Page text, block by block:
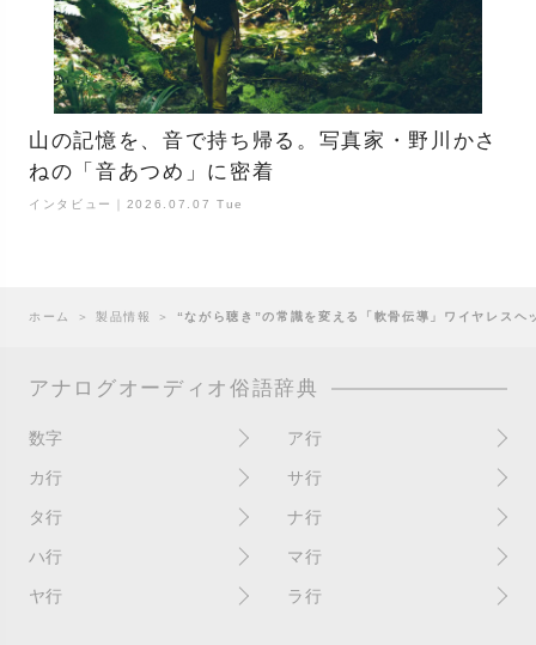
山の記憶を、音で持ち帰る。写真家・野川かさ
ねの「音あつめ」に密着
インタビュー｜2026.07.07 Tue
ホーム ＞ 製品情報 ＞ “ながら聴き”の常識を変える「軟骨伝導」ワイヤレス
アナログオーディオ俗語辞典
数字
10インチ
4チャンネル
ア行
RPM(33,45)
赤盤
アセテート盤
EPアダプター
カ行
書き込み
歌詞記載ジャケット
ガチャ盤
サ行
サイン
CDJ
シールド盤
タ行
ターンテーブル
ダイナフレックス
ナ行
2枚使い
ン）
ハ行
ハウリング
マ行
マスターテンポ
ヤ行 ラ行